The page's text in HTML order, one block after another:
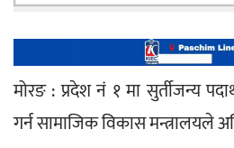
मोरङ : प्रदेश नं १ मा सुर्तीजन्य
गर्न सामाजिक विकास मन्त्रालयले